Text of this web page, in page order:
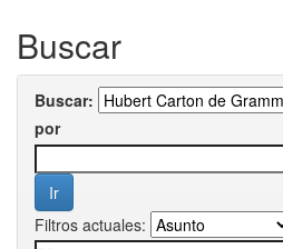
Buscar
Buscar:
por
Filtros actuales: